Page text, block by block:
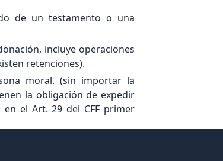
de un testamento o una
incluye operaciones
retenciones).
moral. (sin importar la
la obligación de expedir
el Art. 29 del CFF primer